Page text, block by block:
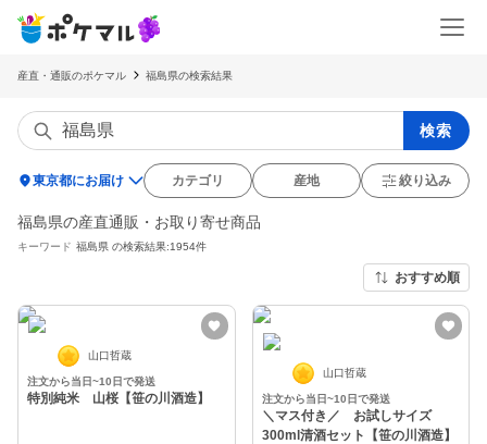
産直・通販のポケマル 福島県の検索結果
検索
location_on東京都にお届け カテゴリ 産地 絞り込み
福島県の産直通販・お取り寄せ商品
キーワード 福島県 の検索結果:1954件
おすすめ順
山口哲蔵
注文から当日~10日で発送
特別純米 山桜【笹の川酒造】
山口哲蔵
注文から当日~10日で発送
＼マス付き／ お試しサイズ
300ml清酒セット【笹の川酒造】